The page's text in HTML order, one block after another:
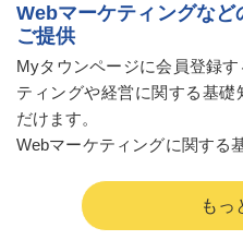
Webマーケティングなど
ご提供
Myタウンページに会員登録
ティングや経営に関する基
だけます。
Webマーケティングに関する
対策」などのコラムから、
ング広告」などの動画コンテ